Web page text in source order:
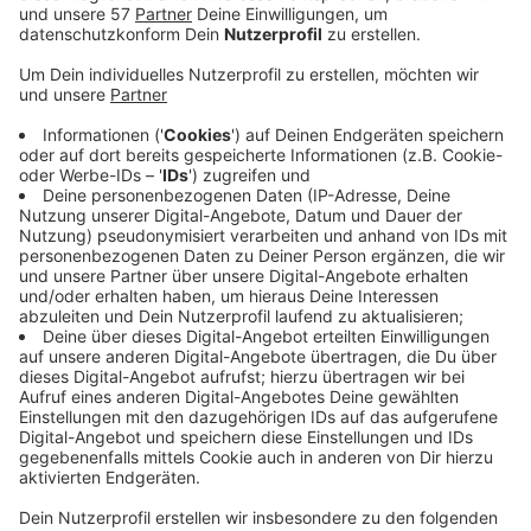
In Stolberg wird wieder "Frühling der Kulturen"
gefeiert: Am 6. und 7. Mai rund um Bastinsweiher und
Frankentalwiese.
Handwerk geben, wie Gebäck aus der Ukraine oder
Schmuck aus Pakistan. Außerdem gibt es
Tanzaufführungen, Märchenlesungen und als Walking
Acts sind Figuren aus Kindersendungen sowie eine
Jazzband unterwegs.
Dazu gibt's Entenangeln, ein Karussel und weitere
Angebote für Kinder. Der Eintritt ist frei.
Aufs Foto klicken zum Vergrößern der Ansicht.
Anzeige